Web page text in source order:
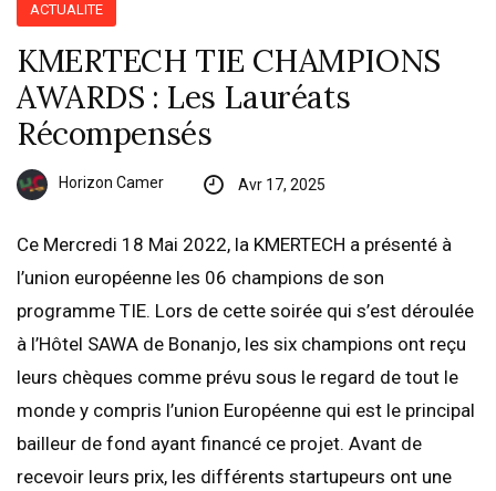
ACTUALITE
KMERTECH TIE CHAMPIONS
AWARDS : Les Lauréats
Récompensés
Horizon Camer Avr 17, 2025
Ce Mercredi 18 Mai 2022, la KMERTECH a présenté à
l’union européenne les 06 champions de son
programme TIE. Lors de cette soirée qui s’est déroulée
à l’Hôtel SAWA de Bonanjo, les six champions ont reçu
leurs chèques comme prévu sous le regard de tout le
monde y compris l’union Européenne qui est le principal
bailleur de fond ayant financé ce projet. Avant de
recevoir leurs prix, les différents startupeurs ont une